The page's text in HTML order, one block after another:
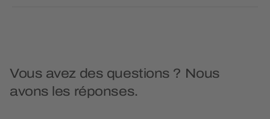
Vous avez des questions ? Nous
avons les réponses.